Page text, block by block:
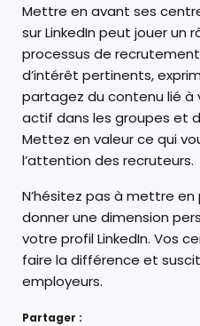
Mettre en avant ses
sur LinkedIn peut jouer un
processus de
d’intérêt pertinents,
partagez du contenu lié à
actif dans les groupes et
Mettez en valeur ce qui
l’attention des recruteurs.
N’hésitez pas à mettre
donner une dimension
votre profil LinkedIn. Vos
faire la différence et
employeurs.
Partager :